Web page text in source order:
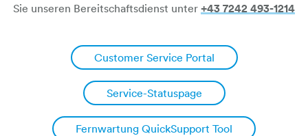
Sie unseren Bereitschaftsdienst unter +43 7242 493-1214
Customer Service Portal​​​​​​​
Service-Statuspage
Fernwartung QuickSupport Tool